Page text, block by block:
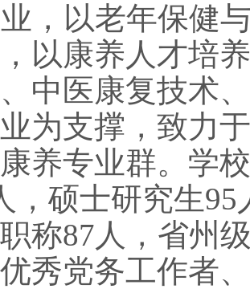
，以老年保健
以康养人才培
中医康复技术
为支撑，致力
养专业群。学校
， 硕士研究生95
称87人，省州
秀党务工作者